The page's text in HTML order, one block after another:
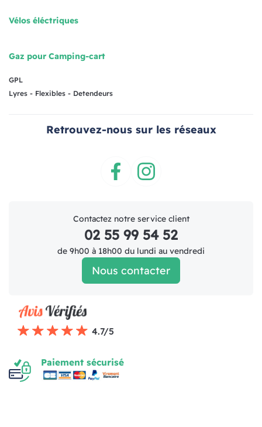
Vélos éléctriques
Gaz pour Camping-cart
GPL
Lyres - Flexibles - Detendeurs
Retrouvez-nous sur les réseaux
Contactez notre service client
02 55 99 54 52
de 9h00 à 18h00 du lundi au vendredi
Nous contacter
4.7/5
Paiement sécurisé